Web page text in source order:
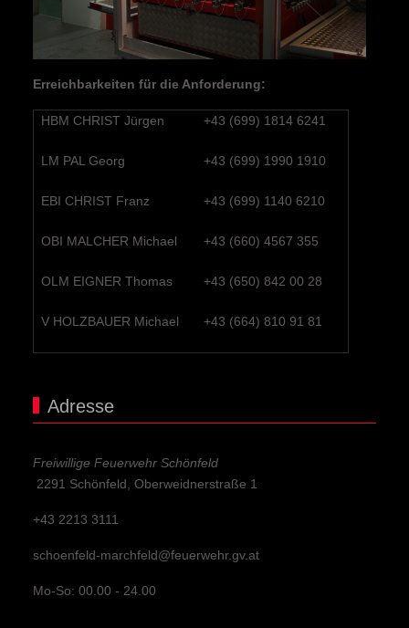
Erreichbarkeiten für die Anforderung:
HBM CHRIST Jürgen +43 (699) 1814 6241
LM PAL Georg +43 (699) 1990 1910
EBI CHRIST Franz +43 (699) 1140 6210
OBI MALCHER Michael +43 (660) 4567 355
OLM EIGNER Thomas +43 (650) 842 00 28
V HOLZBAUER Michael +43 (664) 810 91 81
Adresse
Freiwillige Feuerwehr Schönfeld
2291 Schönfeld, Oberweidnerstraße 1
+43 2213 3111
schoenfeld-marchfeld@feuerwehr.gv.at
Mo-So: 00.00 - 24.00